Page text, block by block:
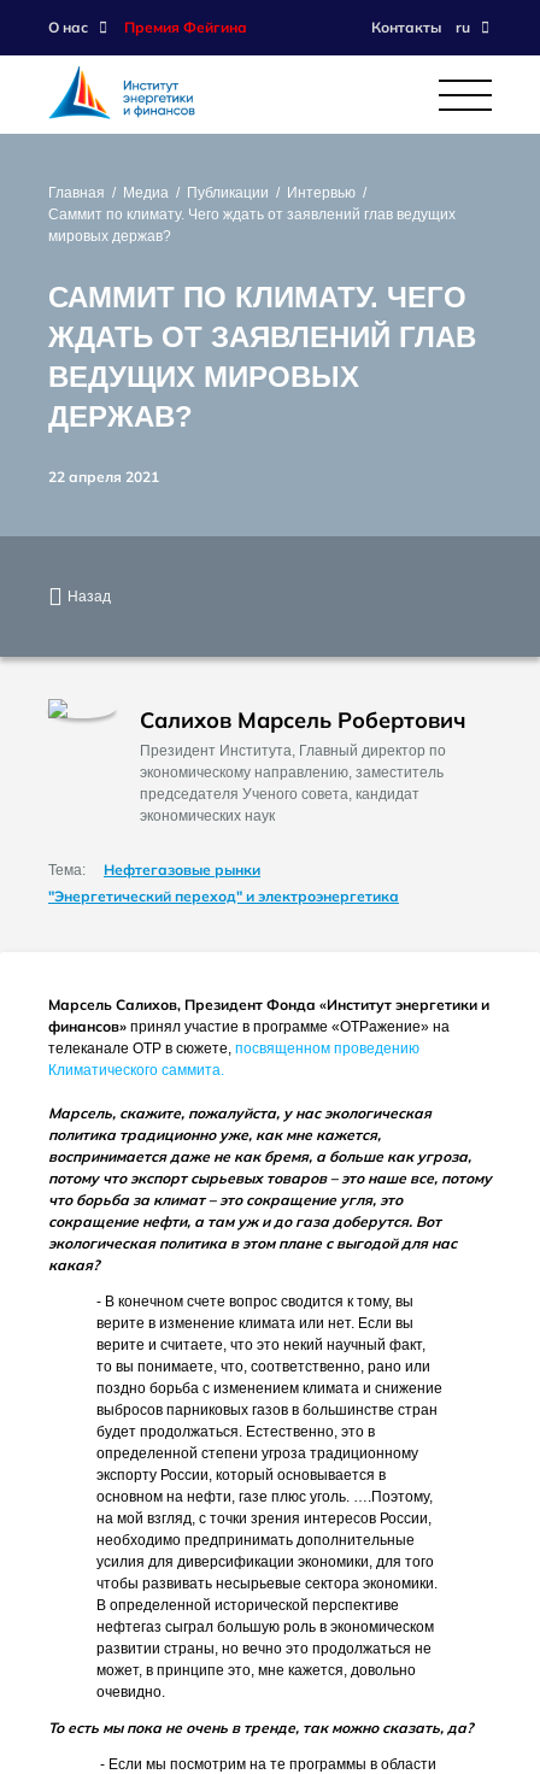
О нас Премия Фейгина Контакты ru
Главная Медиа Публикации
Интервью
Саммит по климату. Чего ждать от заявлений глав ведущих
мировых держав?
САММИТ ПО КЛИМАТУ. ЧЕГО
ЖДАТЬ ОТ ЗАЯВЛЕНИЙ ГЛАВ
ВЕДУЩИХ МИРОВЫХ
ДЕРЖАВ?
22 апреля 2021
Назад
Салихов Марсель Робертович
Президент Института, Главный директор по
экономическому направлению, заместитель
председателя Ученого совета, кандидат
экономических наук
Тема:
Нефтегазовые рынки
"Энергетический переход" и электроэнергетика
Марсель Салихов, Президент Фонда «Институт энергетики и
финансов» принял участие в программе «ОТРажение» на
телеканале ОТР в сюжете, посвященном проведению
Климатического саммита.
Марсель, скажите, пожалуйста, у нас экологическая
политика традиционно уже, как мне кажется,
воспринимается даже не как бремя, а больше как угроза,
потому что экспорт сырьевых товаров – это наше все, потому
что борьба за климат – это сокращение угля, это
сокращение нефти, а там уж и до газа доберутся. Вот
экологическая политика в этом плане с выгодой для нас
какая?
- В конечном счете вопрос сводится к тому, вы
верите в изменение климата или нет. Если вы
верите и считаете, что это некий научный факт,
то вы понимаете, что, соответственно, рано или
поздно борьба с изменением климата и снижение
выбросов парниковых газов в большинстве стран
будет продолжаться. Естественно, это в
определенной степени угроза традиционному
экспорту России, который основывается в
основном на нефти, газе плюс уголь. ….Поэтому,
на мой взгляд, с точки зрения интересов России,
необходимо предпринимать дополнительные
усилия для диверсификации экономики, для того
чтобы развивать несырьевые сектора экономики.
В определенной исторической перспективе
нефтегаз сыграл большую роль в экономическом
развитии страны, но вечно это продолжаться не
может, в принципе это, мне кажется, довольно
очевидно.
То есть мы пока не очень в тренде, так можно сказать, да?
- Если мы посмотрим на те программы в области